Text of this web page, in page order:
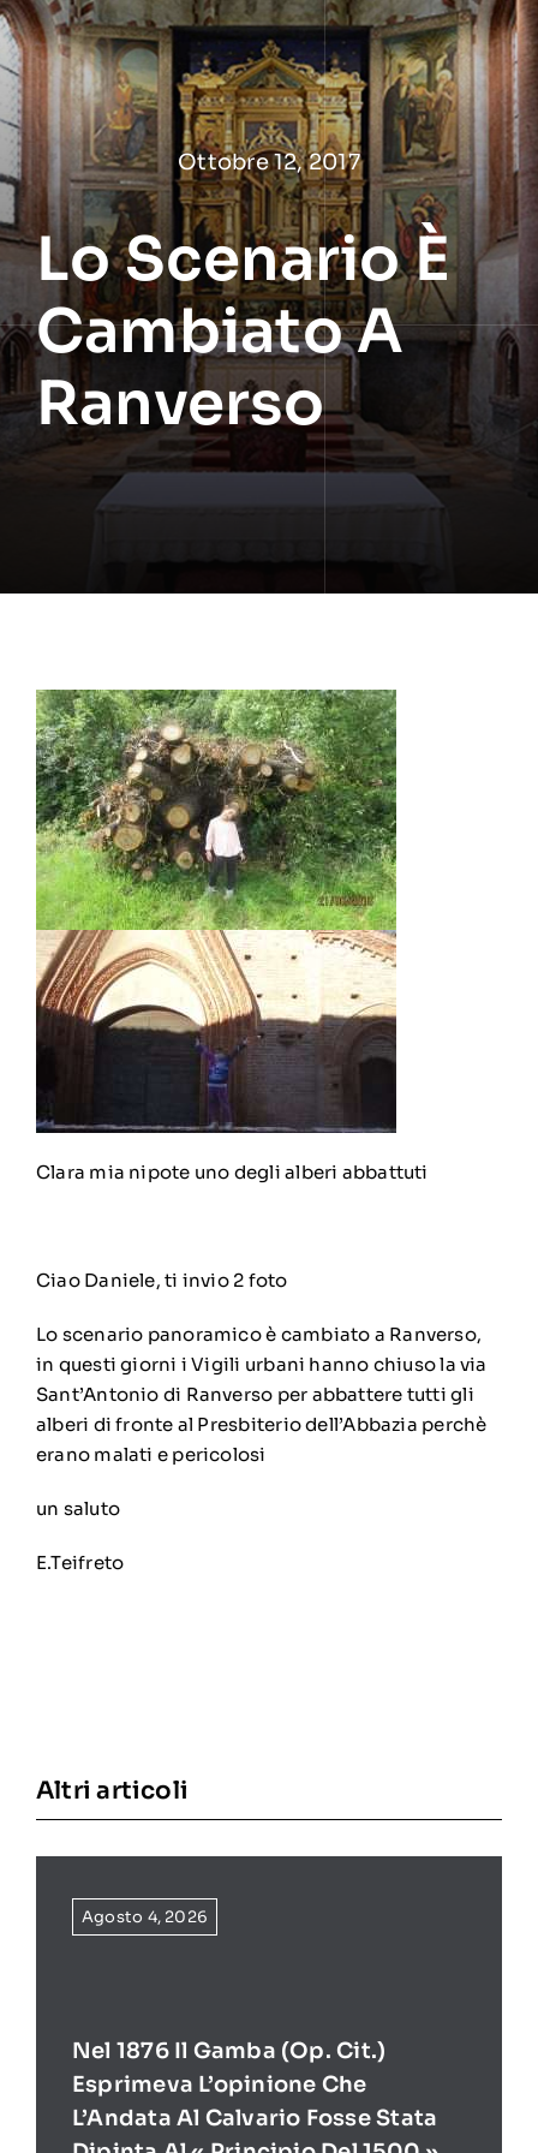
Salta
al
contenuto
Ottobre 12, 2017
Lo Scenario È
Cambiato A
Ranverso
Clara mia nipote uno degli alberi abbattuti
Ciao Daniele, ti invio 2 foto
Lo scenario panoramico è cambiato a Ranverso,
in questi giorni i Vigili urbani hanno chiuso la via
Sant’Antonio di Ranverso per abbattere tutti gli
alberi di fronte al Presbiterio dell’Abbazia perchè
erano malati e pericolosi
un saluto
E.Teifreto
Altri articoli
Agosto 4, 2026
Nel 1876 Il Gamba (op. Cit.)
Esprimeva L’opinione Che
L’Andata Al Calvario Fosse Stata